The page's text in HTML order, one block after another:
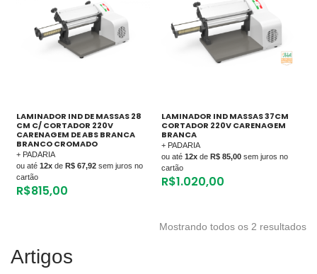
LAMINADOR IND DE MASSAS 28
CM C/ CORTADOR 220V
CARENAGEM DE ABS BRANCA
BRANCO CROMADO
+ PADARIA
ou até 12x de R$ 67,92 sem juros no
cartão
R$815,00
LAMINADOR IND MASSAS 37CM
CORTADOR 220V CARENAGEM
BRANCA
+ PADARIA
ou até 12xde R$ 85,00sem juros no
cartão
R$1.020,00
Mostrando todos os 2 resultados
Artigos